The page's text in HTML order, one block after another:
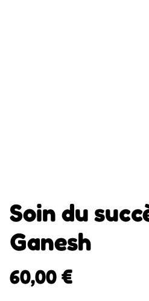
Soin du
Ganesh
60,00 €